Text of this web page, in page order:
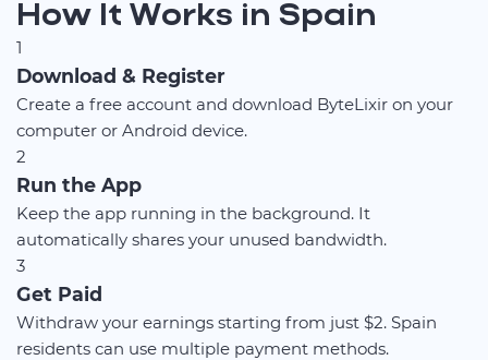
How It Works in Spain
1
Download & Register
Create a free account and download ByteLixir on your
computer or Android device.
2
Run the App
Keep the app running in the background. It
automatically shares your unused bandwidth.
3
Get Paid
Withdraw your earnings starting from just $2. Spain
residents can use multiple payment methods.